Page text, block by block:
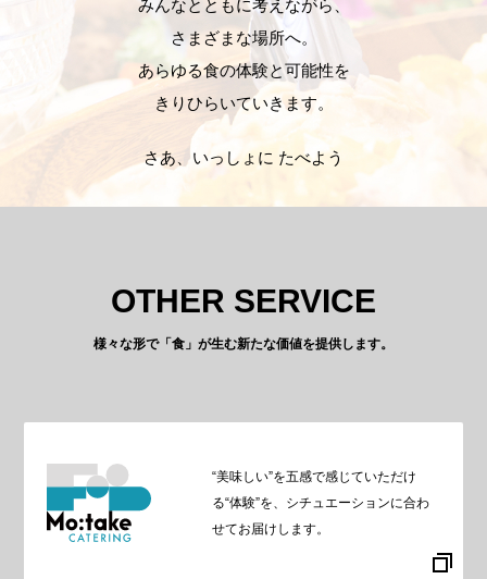
みんなとともに考えながら、
さまざまな場所へ。
あらゆる食の体験と可能性を
きりひらいていきます。
さあ、いっしょに たべよう
OTHER SERVICE
様々な形で「食」が生む新たな価値を提供します。
“美味しい”を五感で感じていただけ
る“体験”を、シチュエーションに合わ
せてお届けします。